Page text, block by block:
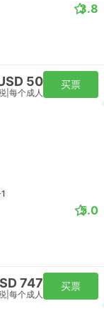
3.8
50
每个成人
买票
5.0
747
每个成人
买票